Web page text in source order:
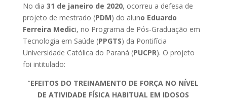
No dia 31 de janeiro de 2020, ocorreu a defesa de
projeto de mestrado (PDM) do aluno Eduardo
Ferreira Medici, no Programa de Pós-Graduação em
Tecnologia em Saúde (PPGTS) da Pontifícia
Universidade Católica do Paraná (PUCPR). O projeto
foi intitulado:
“EFEITOS DO TREINAMENTO DE FORÇA NO NÍVEL
DE ATIVIDADE FÍSICA HABITUAL EM IDOSOS